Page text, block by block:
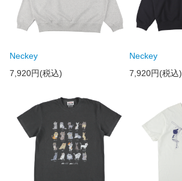
Neckey
7,920円(税込)
Neckey
7,920円(税込)